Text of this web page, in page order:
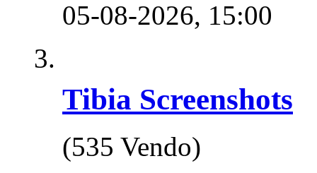
05-08-2026, 15:00
Tibia Screenshots
(535 Vendo)